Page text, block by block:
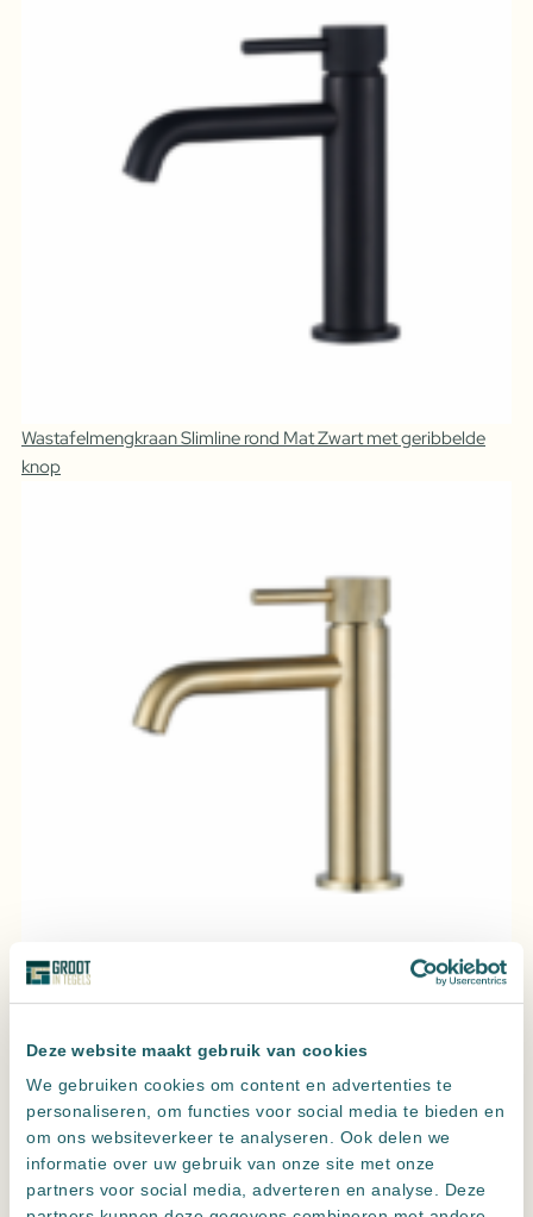
Deze website maakt gebruik van cookies
We gebruiken cookies om content en advertenties te
personaliseren, om functies voor social media te bieden en
om ons websiteverkeer te analyseren. Ook delen we
informatie over uw gebruik van onze site met onze
partners voor social media, adverteren en analyse. Deze
Wastafelmengkraan Slimline rond Mat Zwart met geribbelde
knop
Wastafelmengkraan Slimline rond Goud Geborsteld met